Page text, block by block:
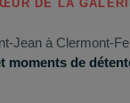
DE LA
à
de